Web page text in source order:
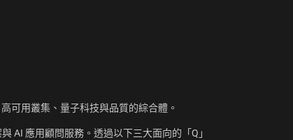
可用叢集、量子科技與品質的綜合體。
AI 應用顧問服務。透過以下三大面向的「Q」